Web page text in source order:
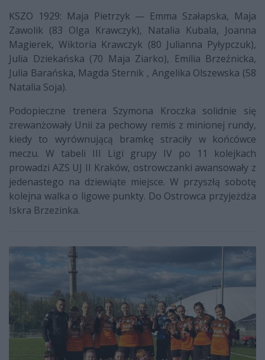
KSZO 1929: Maja Pietrzyk — Emma Szałapska, Maja
Zawolik (83 Olga Krawczyk), Natalia Kubala, Joanna
Magierek, Wiktoria Krawczyk (80 Julianna Pyłypczuk),
Julia Dziekańska (70 Maja Ziarko), Emilia Brzeźnicka,
Julia Barańska, Magda Sternik , Angelika Olszewska (58
Natalia Soja).
Podopieczne trenera Szymona Kroczka solidnie się
zrewanżowały Unii za pechowy remis z minionej rundy,
kiedy to wyrównującą bramkę straciły w końcówce
meczu. W tabeli III Ligi grupy IV po 11 kolejkach
prowadzi AZS UJ II Kraków, ostrowczanki awansowały z
jedenastego na dziewiąte miejsce. W przyszłą sobotę
kolejna walka o ligowe punkty. Do Ostrowca przyjeżdża
Iskra Brzezinka.